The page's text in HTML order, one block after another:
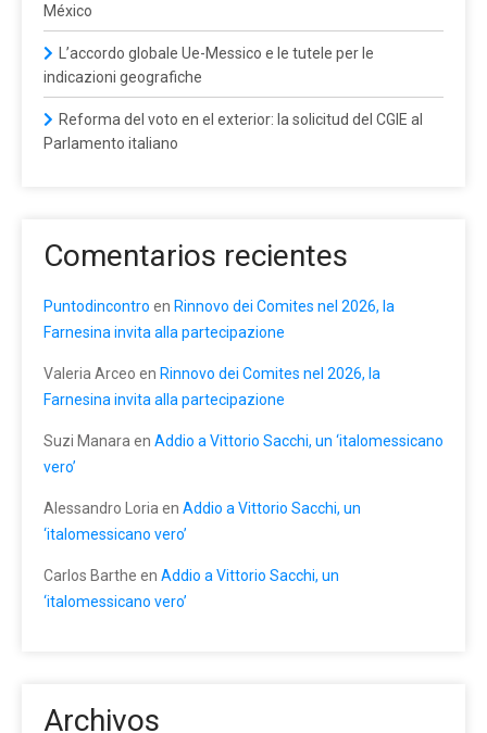
México
L’accordo globale Ue-Messico e le tutele per le
indicazioni geografiche
Reforma del voto en el exterior: la solicitud del CGIE al
Parlamento italiano
Comentarios recientes
Puntodincontro en Rinnovo dei Comites nel 2026, la
Farnesina invita alla partecipazione
Valeria Arceo en Rinnovo dei Comites nel 2026, la
Farnesina invita alla partecipazione
Suzi Manara en Addio a Vittorio Sacchi, un ‘italomessicano
vero’
Alessandro Loria en Addio a Vittorio Sacchi, un
‘italomessicano vero’
Carlos Barthe en Addio a Vittorio Sacchi, un
‘italomessicano vero’
Archivos